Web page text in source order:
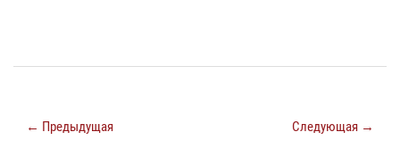
← Предыдущая Следующая →